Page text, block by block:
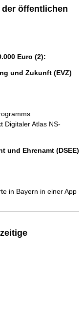
öffentlichen
Euro (2):
und Zukunft (EVZ)
Digitaler Atlas NS-
und Ehrenamt (DSEE)
in Bayern in einer App